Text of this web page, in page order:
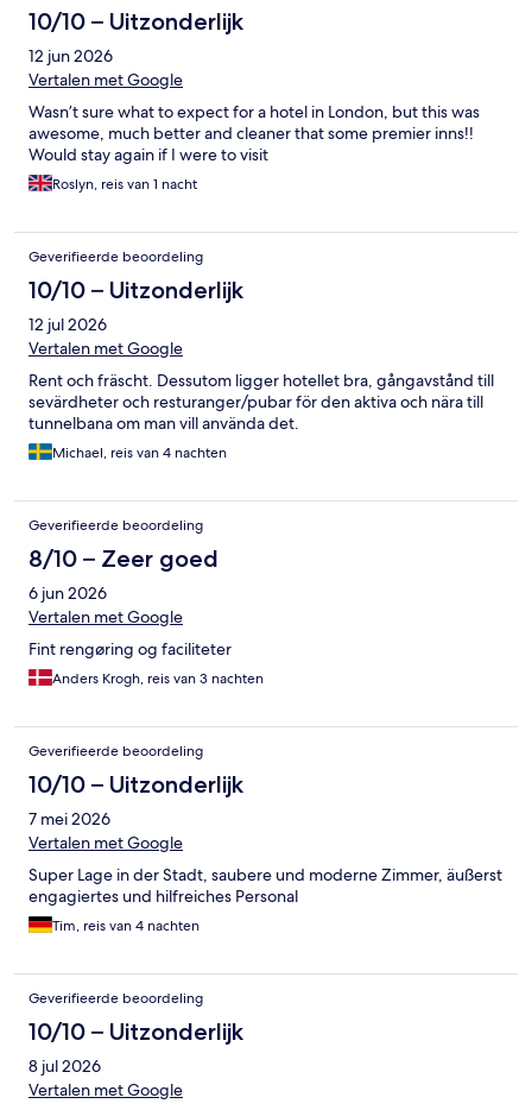
10/10 – Uitzonderlijk
12 jun 2026
Vertalen met Google
Wasn’t sure what to expect for a hotel in London, but this was
awesome, much better and cleaner that some premier inns!!
Would stay again if I were to visit
Roslyn, reis van 1 nacht
Geverifieerde beoordeling
10/10 – Uitzonderlijk
12 jul 2026
Vertalen met Google
Rent och fräscht. Dessutom ligger hotellet bra, gångavstånd till
sevärdheter och resturanger/pubar för den aktiva och nära till
tunnelbana om man vill använda det.
Michael, reis van 4 nachten
Geverifieerde beoordeling
8/10 – Zeer goed
6 jun 2026
Vertalen met Google
Fint rengøring og faciliteter
Anders Krogh, reis van 3 nachten
Geverifieerde beoordeling
10/10 – Uitzonderlijk
7 mei 2026
Vertalen met Google
Super Lage in der Stadt, saubere und moderne Zimmer, äußerst
engagiertes und hilfreiches Personal
Tim, reis van 4 nachten
Geverifieerde beoordeling
10/10 – Uitzonderlijk
8 jul 2026
Vertalen met Google